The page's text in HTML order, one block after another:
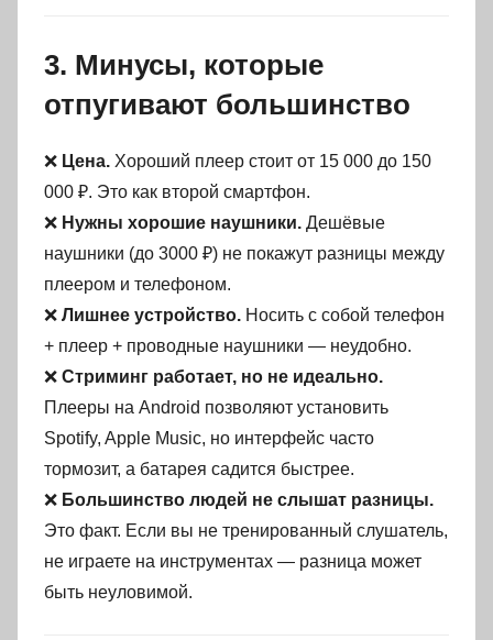
3. Минусы, которые
отпугивают большинство
❌ Цена. Хороший плеер стоит от 15 000 до 150
000 ₽. Это как второй смартфон.
❌ Нужны хорошие наушники. Дешёвые
наушники (до 3000 ₽) не покажут разницы между
плеером и телефоном.
❌ Лишнее устройство. Носить с собой телефон
+ плеер + проводные наушники — неудобно.
❌ Стриминг работает, но не идеально.
Плееры на Android позволяют установить
Spotify, Apple Music, но интерфейс часто
тормозит, а батарея садится быстрее.
❌ Большинство людей не слышат разницы.
Это факт. Если вы не тренированный слушатель,
не играете на инструментах — разница может
быть неуловимой.